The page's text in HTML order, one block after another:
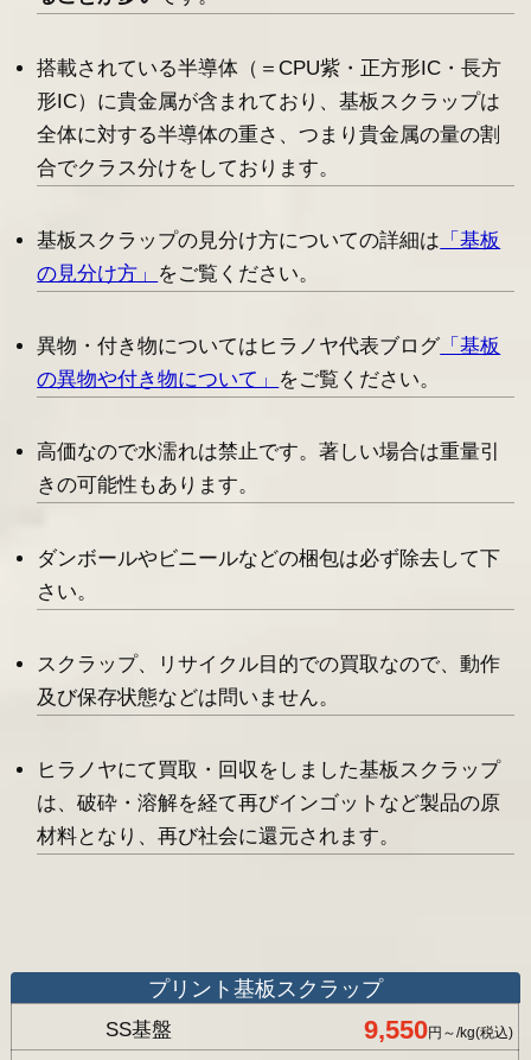
搭載されている半導体（＝CPU紫・正方形IC・長方
形IC）に貴金属が含まれており、基板スクラップは
全体に対する半導体の重さ、つまり貴金属の量の割
合でクラス分けをしております。
基板スクラップの見分け方についての詳細は 「基板
の見分け方」 をご覧ください。
異物・付き物についてはヒラノヤ代表ブログ「基板
の異物や付き物について」 をご覧ください。
高価なので水濡れは禁止です。著しい場合は重量引
きの可能性もあります。
ダンボールやビニールなどの梱包は必ず除去して下
さい。
スクラップ、リサイクル目的での買取なので、動作
及び保存状態などは問いません。
ヒラノヤにて買取・回収をしました基板スクラップ
は、破砕・溶解を経て再びインゴットなど製品の原
材料となり、再び社会に還元されます。
プリント基板スクラップ
SS基盤 9,550円～/kg(税込)